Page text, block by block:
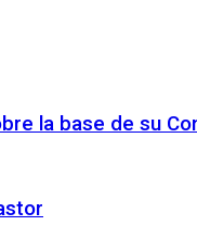
la base de su